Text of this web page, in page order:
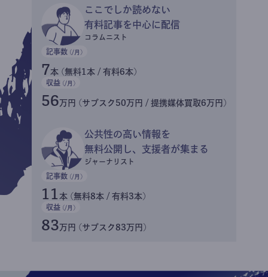
ここでしか読めない
有料記事を中心に配信
コラムニスト
記事数 (/月)
7本 (無料1本 / 有料6本)
収益 (/月)
56万円 (サブスク50万円 / 提携媒体買取6万円)
公共性の高い情報を
無料公開し、支援者が集まる
ジャーナリスト
記事数 (/月)
11 本 (無料8本 / 有料3本)
収益 (/月)
83万円 (サブスク83万円)